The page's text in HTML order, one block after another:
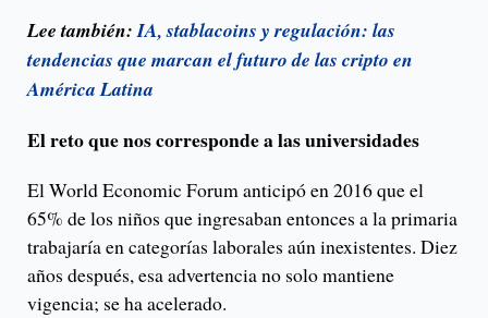
Lee también:IA, stablacoins y regulación: las
tendencias que marcan el futuro de las cripto en
América Latina
El reto que nos corresponde a las universidades
El World Economic Forum anticipó en 2016 que el
65% de los niños que ingresaban entonces a la primaria
trabajaría en categorías laborales aún inexistentes. Diez
años después, esa advertencia no solo mantiene
vigencia; se ha acelerado.